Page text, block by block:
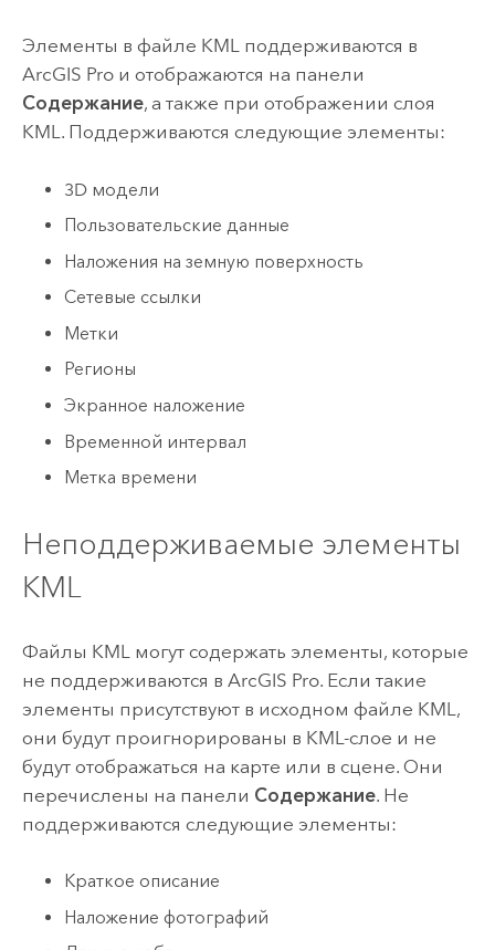
Элементы в файле KML поддерживаются в
ArcGIS Proи отображаются на панели
Содержание, а также при отображении слоя
KML. Поддерживаются следующие элементы:
3D модели
Пользовательские данные
Наложения на земную поверхность
Сетевые ссылки
Метки
Регионы
Экранное наложение
Временной интервал
Метка времени
Неподдерживаемые элементы
KML
Файлы KML могут содержать элементы, которые
не поддерживаются в ArcGIS Pro. Если такие
элементы присутствуют в исходном файле KML,
они будут проигнорированы в KML-слое и не
будут отображаться на карте или в сцене. Они
перечислены на панели Содержание. Не
поддерживаются следующие элементы:
Краткое описание
Наложение фотографий